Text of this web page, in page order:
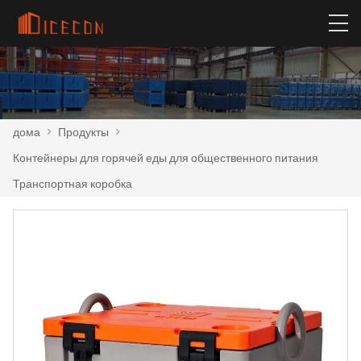
дома > Продукты >
Контейнеры для горячей еды для общественного питания
Транспортная коробка